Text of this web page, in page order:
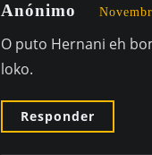
Anónimo
O puto Hernani eh
loko.
Responder